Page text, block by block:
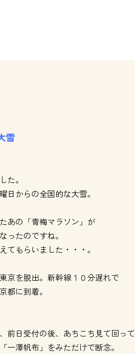
雪
た。
日からの全国的な大雪。
あの「青梅マラソン」が
ったのですね。
てもらいました・・・。
京を脱出。新幹線１０分遅れで
都に到着。
前日受付の後、あちこち見て回って
一澤帆布」をみただけで断念。